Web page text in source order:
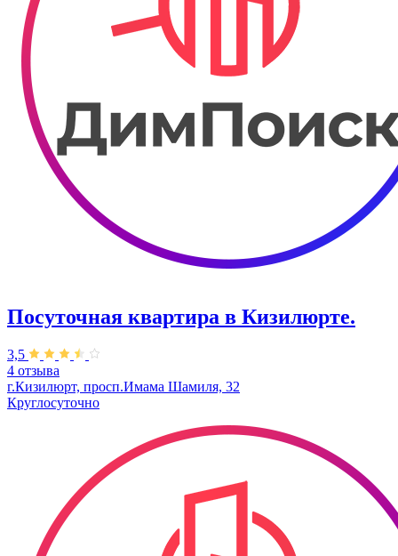
Посуточная квартира в Кизилюрте.
3,5
4 отзыва
г.Кизилюрт, просп.Имама Шамиля, 32
Круглосуточно